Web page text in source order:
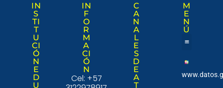
IN
S
TI
T
U
CI
Ó
N
E
D
U
IN
F
O
R
M
A
CI
Ó
N
Cel: +57
C
A
N
A
L
E
S
D
E
A
T
M
E
N
Ú